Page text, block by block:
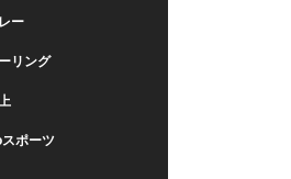
ー
リング
スポーツ